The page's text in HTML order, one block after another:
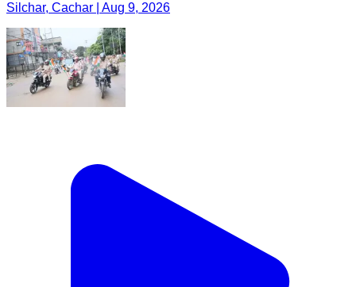
Silchar, Cachar | Aug 9, 2026